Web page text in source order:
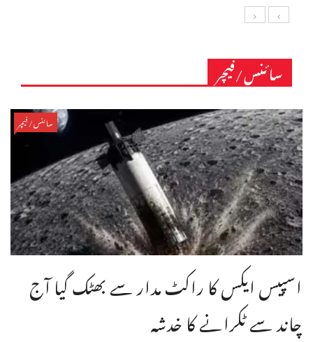
سائنس/فیچر
سائنس/فیچر
اسپیس ایکس کا راکٹ مدار سے بھٹک گیا آج
چاند سے ٹکرانے کا خدشہ